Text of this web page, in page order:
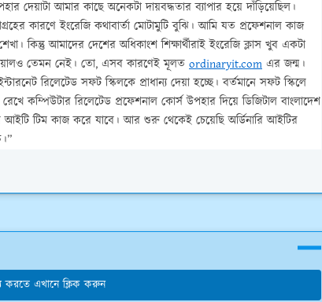
দেয়াটা আমার কাছে অনেকটা দায়বদ্ধতার ব্যাপার হয়ে দাঁড়িয়েছিল।
কারণে ইংরেজি কথাবার্তা মোটামুটি বুঝি। আমি যত প্রফেশনাল কাজ
কিন্তু আমাদের দেশের অধিকাংশ শিক্ষার্থীরাই ইংরেজি ক্লাস খুব একটা
তেমন নেই। তো, এসব কারণেই মূলত ordinaryit.com এর জন্ম।
রিলেটেড সফট স্কিলকে প্রাধান্য দেয়া হচ্ছে। বর্তমানে সফট স্কিলে
কম্পিউটার রিলেটেড প্রফেশনাল কোর্স উপহার দিয়ে ডিজিটাল বাংলাদেশ
আইটিটিম কাজ করে যাবে। আর শুরু থেকেই চেয়েছি অর্ডিনারি আইটির
করতে এখানে ক্লিক করুন